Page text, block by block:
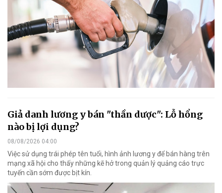
Giả danh lương y bán "thần dược": Lỗ hổng
nào bị lợi dụng?
08/08/2026 04:00
Việc sử dụng trái phép tên tuổi, hình ảnh lương y để bán hàng trên
mạng xã hội cho thấy những kẽ hở trong quản lý quảng cáo trực
tuyến cần sớm được bịt kín.